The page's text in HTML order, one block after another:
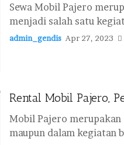
Sewa Mobil Pajero
menjadi salah satu
admin_gendis Apr 27, 2023
Rental Mobil Pajero,
Mobil Pajero
maupun dalam kegiatan